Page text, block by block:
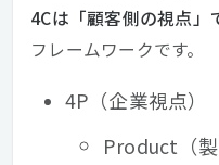
4Cは「顧客側の視点」
フレームワークです。
4P（企業視点）
Product（製